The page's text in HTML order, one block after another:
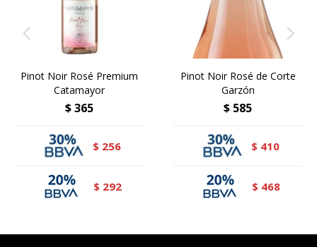
Pinot Noir Rosé Premium
Catamayor
$365
$ 256
$ 292
Pinot Noir Rosé de Corte
Garzón
$ 585
$ 410
$ 468